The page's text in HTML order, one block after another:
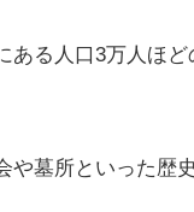
る人口3万人ほど
墓所といった歴